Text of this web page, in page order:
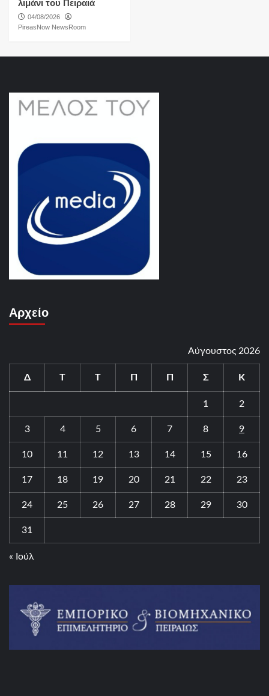
λιμάνι του Πειραιά
04/08/2026
PireasNow NewsRoom
Αρχείο
Αύγουστος 2026
Δ Τ Τ Π Π Σ Κ
1 2
3 4 5 6 7 8 9
10 11 12 13 14 15 16
17 18 19 20 21 22 23
24 25 26 27 28 29 30
31
« Ιούλ